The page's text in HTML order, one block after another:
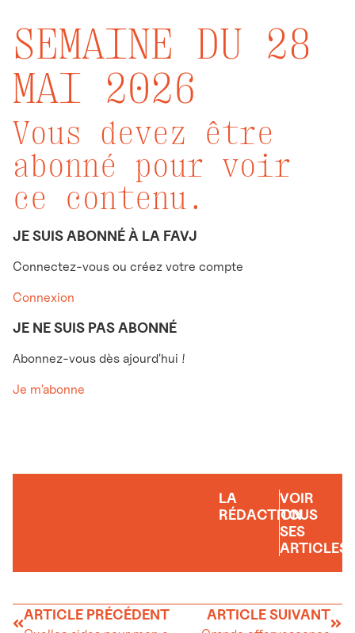
SEMAINE DU 28
MAI 2026
Vous devez être
abonné pour voir
ce contenu.
JE SUIS ABONNÉ À LA FAVJ
Connectez-vous ou créez votre compte
Connexion
JE NE SUIS PAS ABONNÉ
Abonnez-vous dès ajourd'hui !
Je m'abonne
LA
RÉDACTION
VOIR
TOUS
SES
ARTICLES
ARTICLE PRÉCÉDENT ARTICLE SUIVANT